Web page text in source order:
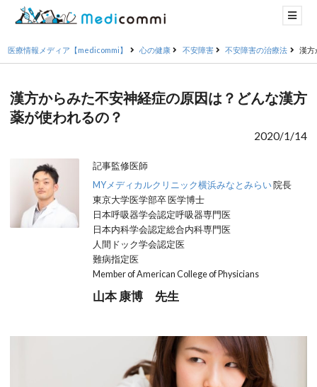
医療情報メディア【medicommi】 心の健康 不安障害 不安障害の治療法 漢方
漢方からみた不安神経症の原因は？どんな漢方
薬が使われるの？
2020/1/14
記事監修医師
MYメディカルクリニック横浜みなとみらい院長
東京大学医学部卒 医学博士
日本呼吸器学会認定呼吸器専門医
日本内科学会認定総合内科専門医
人間ドック学会認定医
難病指定医
Member of American College of Physicians
山本 康博 先生